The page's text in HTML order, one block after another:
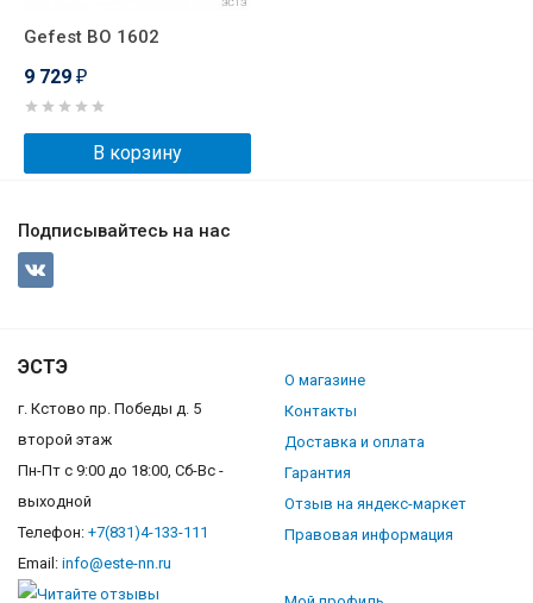
Gefest ВО 1602
9 729 ₽
В корзину
Подписывайтесь на нас
ЭСТЭ
г. Кстово пр. Победы д. 5
второй этаж
Пн-Пт с 9:00 до 18:00, Сб-Вс -
выходной
Телефон: +7(831)4-133-111
Email: info@este-nn.ru
О магазине
Контакты
Доставка и оплата
Гарантия
Отзыв на яндекс-маркет
Правовая информация